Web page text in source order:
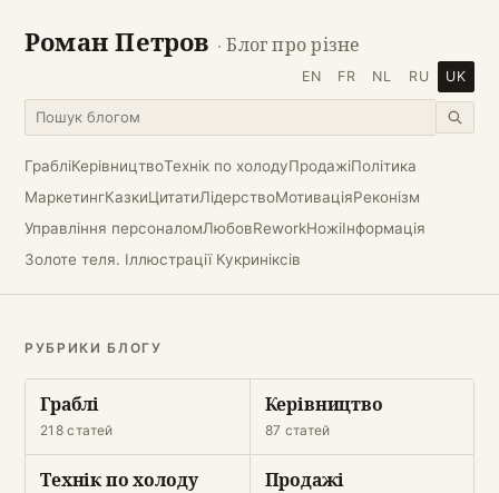
Роман Петров · Блог про різне
EN FR NL RU UK
ГрабліКерівництвоТехнік по холодуПродажіПолітика
МаркетингКазкиЦитатиЛідерствоМотиваціяРеконізм
Управління персоналомЛюбовReworkНожіІнформація
Золоте теля. Іллюстрації Кукриніксів
РУБРИКИ БЛОГУ
Граблі
218 статей
Керівництво
87 статей
Технік по холоду Продажі